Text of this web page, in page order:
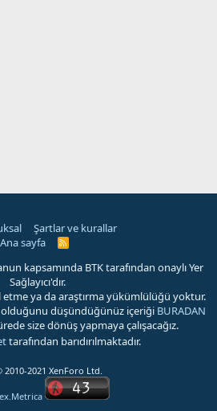
Şartlar ve kurallar
Ana sayfa
R
S
kapsamında BTK tarafından onaylı Yer
Sağlayıcı'dır.
ya da araştırma yükümlülüğü yoktur.
olduğunu düşündüğünüz içeriği BURADAN
size dönüş yapmaya çalışacağız.
tarafından barıdırılmaktadır.
2010-2021 XenForo Ltd.